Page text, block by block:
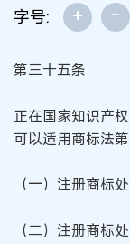
字号: + -
第三十五条
正在国家知识产
可以适用商标法
（一）注册商标
（二）注册商标